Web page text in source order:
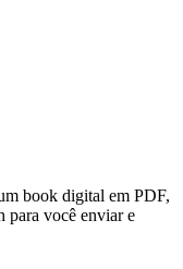
book digital em PDF,
você enviar e